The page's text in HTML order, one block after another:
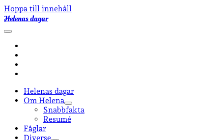
Hoppa till innehåll
Helenas dagar
öppna
Helenas dagar
Om Helena
öppna
undermeny
Snabbfakta
Resumé
Fåglar
Diverse